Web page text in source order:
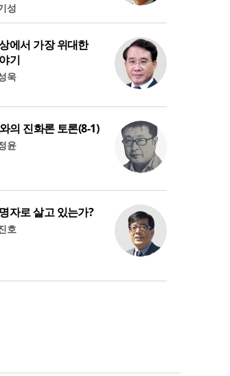
성
에서 가장 위대한
기
욱
의 진화론 토론(8-1)
윤
자로 살고 있는가?
호